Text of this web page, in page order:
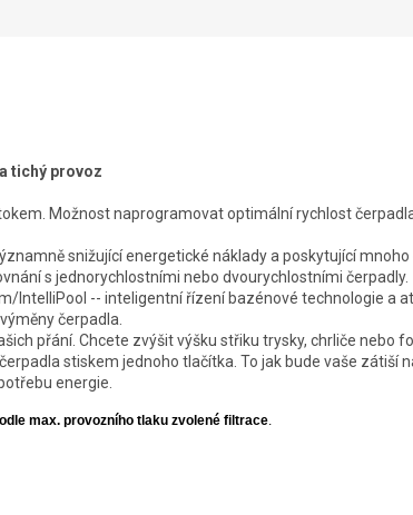
A
tichý provoz
Možnost naprogramovat optimální rychlost
snižující energetické náklady a poskytující mnoho
s jednorychlostními nebo dvourychlostními čerpadly.
IntelliPool -- inteligentní řízení bazénové technologie a
čerpadla.
přání. Chcete zvýšit výšku střiku trysky, chrliče nebo
stiskem jednoho tlačítka. To jak bude vaše zátiší
energie.
max. provozního tlaku zvolené filtrace.